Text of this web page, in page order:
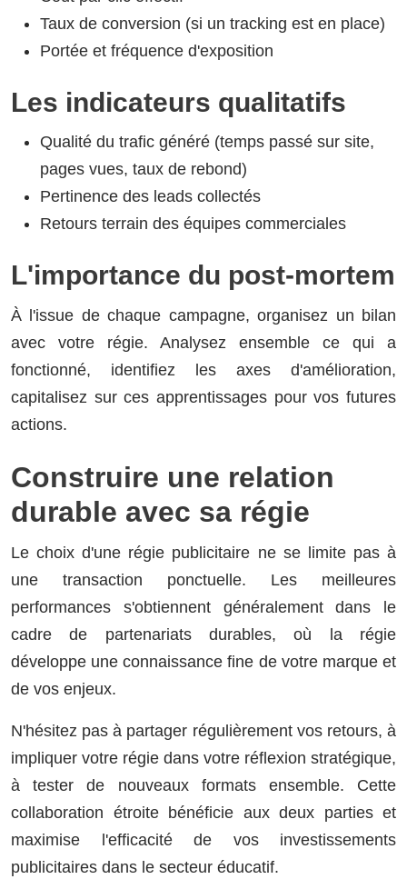
Taux de conversion (si un tracking est en place)
Portée et fréquence d'exposition
Les indicateurs qualitatifs
Qualité du trafic généré (temps passé sur site,
pages vues, taux de rebond)
Pertinence des leads collectés
Retours terrain des équipes commerciales
L'importance du post-mortem
À l'issue de chaque campagne, organisez un bilan
avec votre régie. Analysez ensemble ce qui a
fonctionné, identifiez les axes d'amélioration,
capitalisez sur ces apprentissages pour vos futures
actions.
Construire une relation
durable avec sa régie
Le choix d'une régie publicitaire ne se limite pas à
une transaction ponctuelle. Les meilleures
performances s'obtiennent généralement dans le
cadre de partenariats durables, où la régie
développe une connaissance fine de votre marque et
de vos enjeux.
N'hésitez pas à partager régulièrement vos retours, à
impliquer votre régie dans votre réflexion stratégique,
à tester de nouveaux formats ensemble. Cette
collaboration étroite bénéficie aux deux parties et
maximise l'efficacité de vos investissements
publicitaires dans le secteur éducatif.